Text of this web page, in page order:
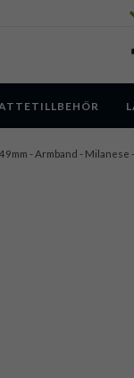
- Armband - Milanese